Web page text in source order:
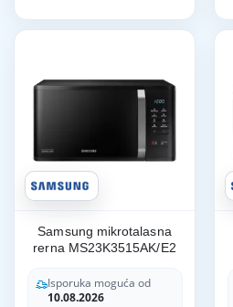
Samsung mikrotalasna
rerna MS23K3515AK/E2
Isporuka moguća od
10.08.2026